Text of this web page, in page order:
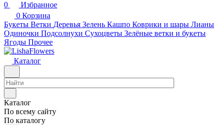
0
Избранное
0 Корзина
Букеты Ветки Деревья Зелень Кашпо Коврики и шары Лианы
Одиночки Подсолнухи Сухоцветы Зелёные ветки и букеты
Ягоды Прочее
Каталог
Каталог
По всему сайту
По каталогу